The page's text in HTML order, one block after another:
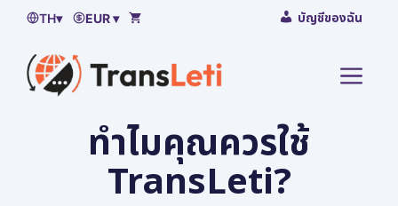
เนื้อหา
TH▾ EUR ▾ บัญชีของฉัน
เมนู
ทำไมคุณควรใช้
TransLeti?